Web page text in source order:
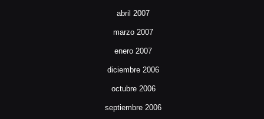
abril 2007
marzo 2007
enero 2007
diciembre 2006
octubre 2006
septiembre 2006